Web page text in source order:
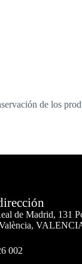
de los
de Madrid, 131
002